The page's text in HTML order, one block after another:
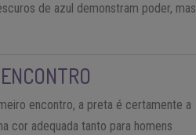
de azul demonstram poder, mas
encontro, a preta é certamente a
cor adequada tanto para homens